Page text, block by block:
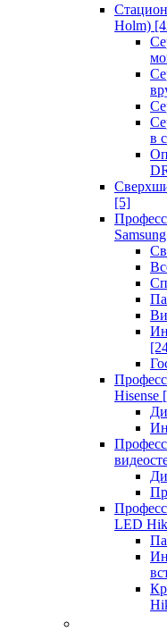
Holm)
в
[5]
Samsung
Hisense
LED